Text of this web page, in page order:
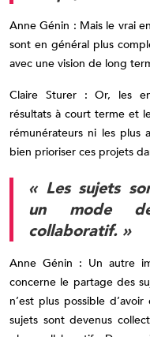
Anne Génin : Mais le vrai
sont en général plus
avec une vision de long
Claire Sturer : Or, les
résultats à court terme et
rémunérateurs ni les plus
bien prioriser ces projets
« Les sujets
un mode
collaboratif. »
Anne Génin : Un autre
concerne le partage des
n’est plus possible
sujets sont devenus